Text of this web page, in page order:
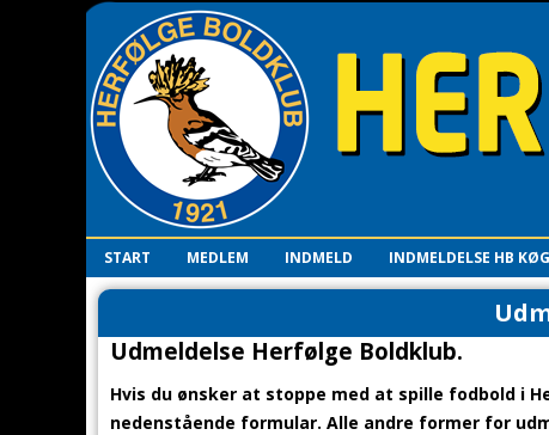
START MEDLEM INDMELD INDMELDELSE HB
Udmeldelse Herfølge Boldklub.
Hvis du ønsker at stoppe med at spille fodbold i
nedenstående formular. Alle andre former for